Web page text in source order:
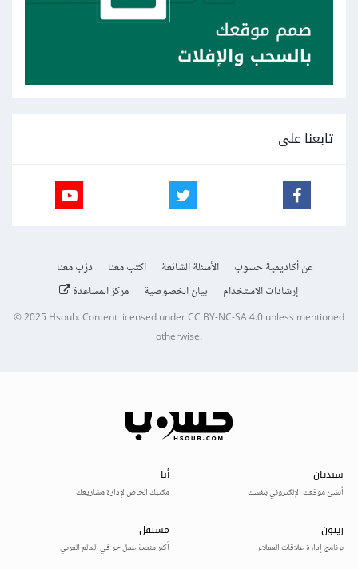
تابعنا على
عن أكاديمية حسوب الأسئلة الشائعة اكتب معنا
درّب معنا
إرشادات الاستخدام
بيان الخصوصية مركز المساعدة
© 2025Hsoub.Content licensed underCC BY-NC-SA 4.0unless mentioned
otherwise.